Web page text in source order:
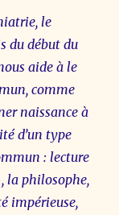
le
du début du
aide à le
comme
naissance à
d’un type
: lecture
la philosophe,
impérieuse,